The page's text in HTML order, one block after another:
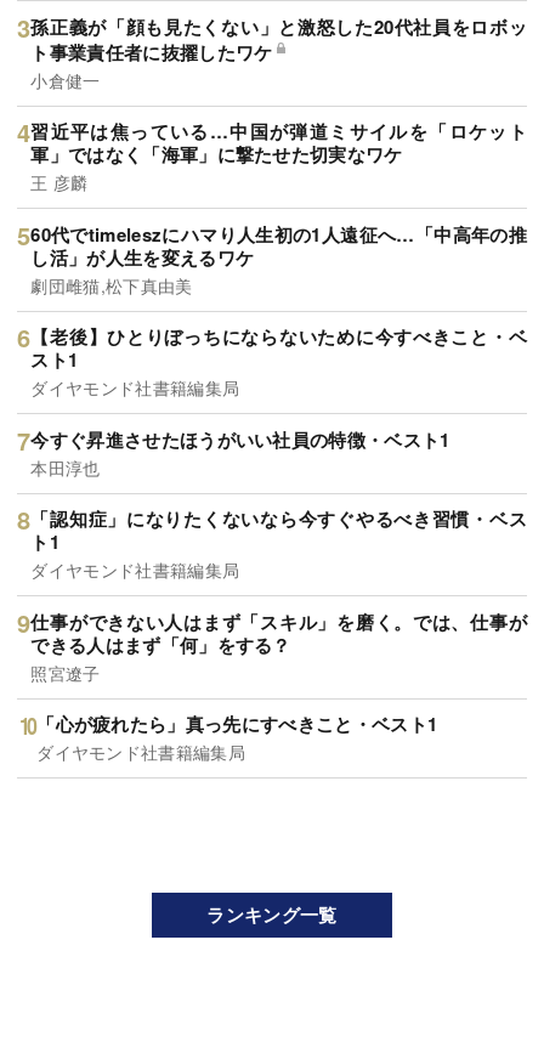
孫正義が「顔も見たくない」と激怒した20代社員をロボッ
ト事業責任者に抜擢したワケ
小倉健一
習近平は焦っている…中国が弾道ミサイルを「ロケット
軍」ではなく「海軍」に撃たせた切実なワケ
王 彦麟
60代でtimeleszにハマり人生初の1人遠征へ…「中高年の推
し活」が人生を変えるワケ
劇団雌猫,松下真由美
【老後】ひとりぼっちにならないために今すべきこと・ベ
スト1
ダイヤモンド社書籍編集局
今すぐ昇進させたほうがいい社員の特徴・ベスト1
本田淳也
「認知症」になりたくないなら今すぐやるべき習慣・ベス
ト1
ダイヤモンド社書籍編集局
仕事ができない人はまず「スキル」を磨く。では、仕事が
できる人はまず「何」をする？
照宮遼子
「心が疲れたら」真っ先にすべきこと・ベスト1
ダイヤモンド社書籍編集局
ランキング一覧